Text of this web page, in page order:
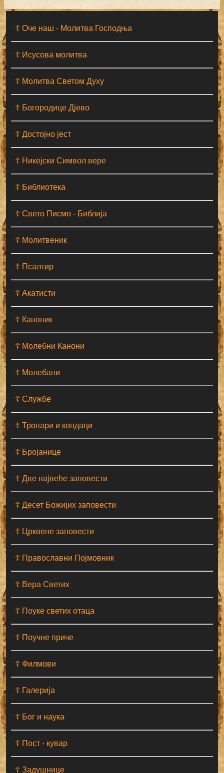
☦ Оче наш - Moлитва Господња
☦ Исусова молитва
☦ Молитва Светом Духу
☦ Богородице Дјево
☦ Достојно јест
☦ Никејски Символ вере
☦ Библиотека
☦ Свето Писмо - Библија
☦ Молитвеник
☦ Псалтир
☦ Акатисти
☦ Каноник
☦ Молебни Канони
☦ Молебани
☦ Службе
☦ Тропари и кондаци
☦ Бројанице
☦ Две највеће заповести
☦ Десет Божијих заповести
☦ Црквене заповести
☦ Православни Појмовник
☦ Вера Светих
☦ Поуке светих отаца
☦ Поучне приче
☦ Филмови
☦ Галерија
☦ Бог и наука
☦ Пост - кувар
☦ Задушнице